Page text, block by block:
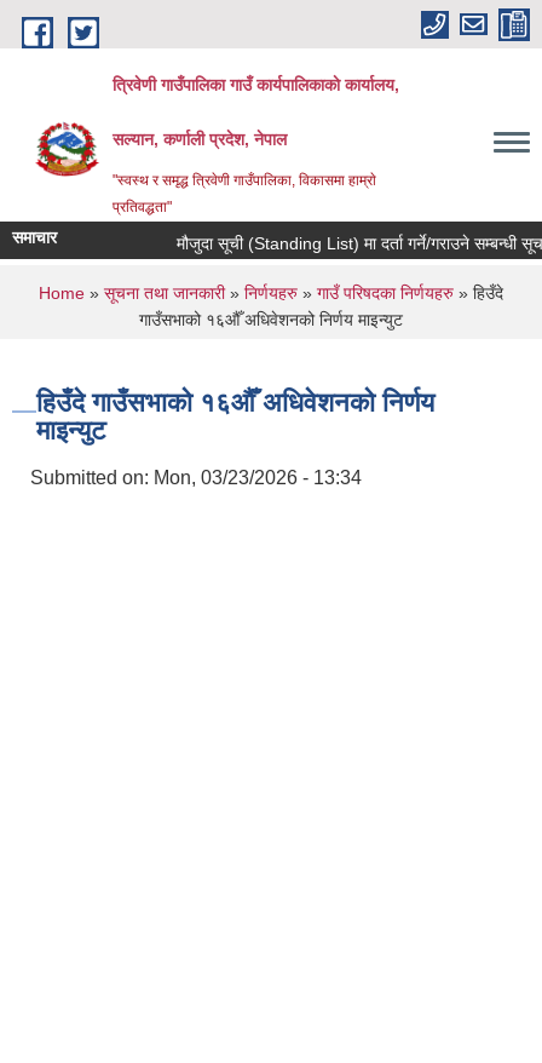
Skip to main content
त्रिवेणी गाउँपालिका गाउँ कार्यपालिकाकाे कार्यालय,
सल्यान, कर्णाली प्रदेश, नेपाल
"स्वस्थ र समृद्ध त्रिवेणी गाउँपालिका, विकासमा हाम्राे
प्रतिवद्धता"
समाचार मौजुदा सूची (Standing List) मा दर्ता गर्ने/गराउने सम्बन्धी
You are here
Home » सूचना तथा जानकारी» निर्णयहरु » गाउँ परिषदका निर्णयहरु » हिउँदे
गाउँसभाको १६औँ अधिवेशनको निर्णय माइन्युट
हिउँदे गाउँसभाको १६औँ अधिवेशनको निर्णय
माइन्युट
Submitted on: Mon, 03/23/2026 - 13:34